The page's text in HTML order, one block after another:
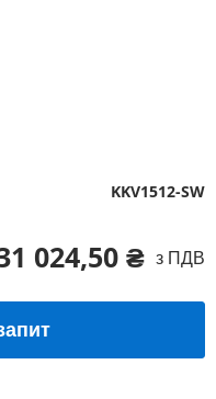
024,50 ₴ з ПДВ
KKV1512-SW